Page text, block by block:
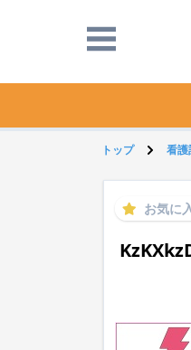
トップ 看護
お気に